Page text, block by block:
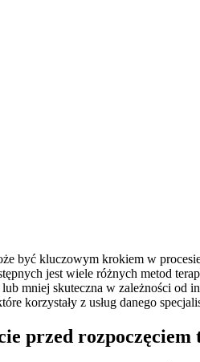
być kluczowym krokiem w
jest wiele różnych metod
mniej skuteczna w zależności
korzystały z usług danego
przed rozpoczęciem